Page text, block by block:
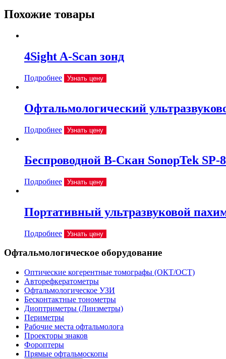
Похожие товары
4Sight A-Scan зонд
Подробнее Узнать цену
Офтальмологический
Подробнее Узнать цену
Беспроводной B-Скан SonopTek SP-
Подробнее Узнать цену
Портативный ультразвуковой
Подробнее Узнать цену
Офтальмологическое оборудование
Оптические когерентные томографы (ОКТ/ОСТ)
Авторефкератометры
Офтальмологическое УЗИ
Бесконтактные тонометры
Диоптриметры (Линзметры)
Периметры
Рабочие места офтальмолога
Проекторы знаков
Фороптеры
Прямые офтальмоскопы